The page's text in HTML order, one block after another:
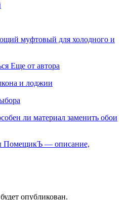
муфтовый для холодного и
Еще от автора
и лоджии
ли материал заменить обои
ПомещикЪ — описание,
опубликован.